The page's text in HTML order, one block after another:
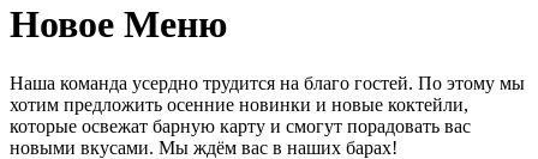
Новое Меню
Наша команда усердно трудится на благо гостей. По этому мы
хотим предложить осенние новинки и новые коктейли,
которые освежат барную карту и смогут порадовать вас
новыми вкусами. Мы ждём вас в наших барах!